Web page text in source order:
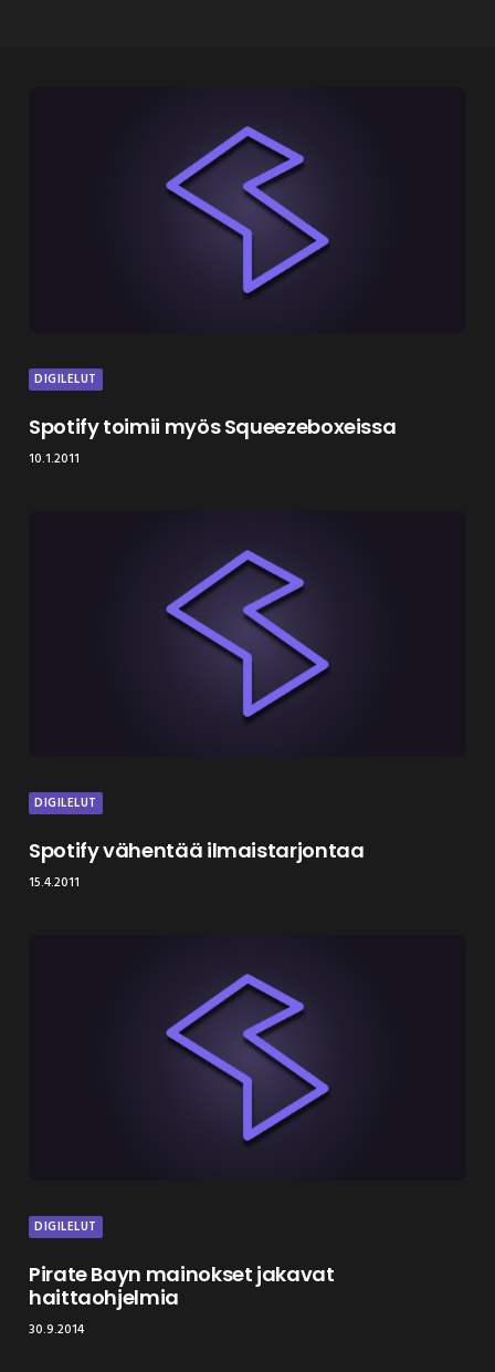
DIGILELUT
Spotify toimii myös Squeezeboxeissa
10.1.2011
DIGILELUT
Spotify vähentää ilmaistarjontaa
15.4.2011
DIGILELUT
Pirate Bayn mainokset jakavat
haittaohjelmia
30.9.2014